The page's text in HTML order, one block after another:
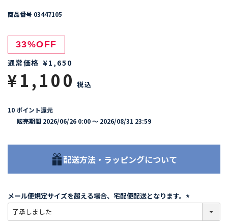
商品番号 03447105
33%OFF
通常価格 ¥1,650
¥1,100 税込
10 ポイント還元
販売期間 2026/06/26 0:00〜 2026/08/31 23:59
配送方法・ラッピングについて
メール便規定サイズを超える場合、宅配便配送となります。
必